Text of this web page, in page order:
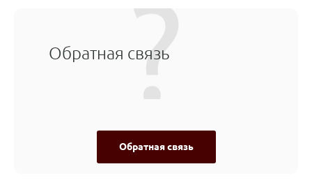
Обратная связь
Обратная связь